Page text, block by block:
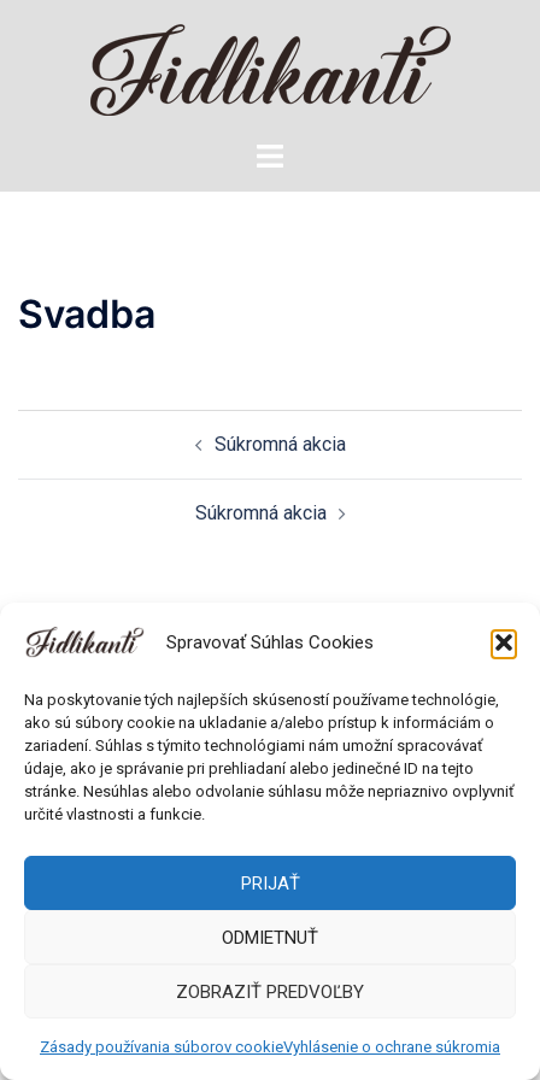
Spravovať Súhlas Cookies
Na poskytovanie tých najlepších skúseností používame technológie,
ako sú súbory cookie na ukladanie a/alebo prístup k informáciám o
zariadení. Súhlas s týmito technológiami nám umožní spracovávať
údaje, ako je správanie pri prehliadaní alebo jedinečné ID na tejto
stránke. Nesúhlas alebo odvolanie súhlasu môže nepriaznivo ovplyvniť
určité vlastnosti a funkcie.
PRIJAŤ
ODMIETNUŤ
ZOBRAZIŤ PREDVOĽBY
Zásady používania súborov cookieVyhlásenie o ochrane súkromia
Toggle
Svadba
Súkromná akcia
Súkromná akcia
Všetky práva vyhradené © 2018 - 2026 Fidlikanti. Web od
Môlča records s.r.o.